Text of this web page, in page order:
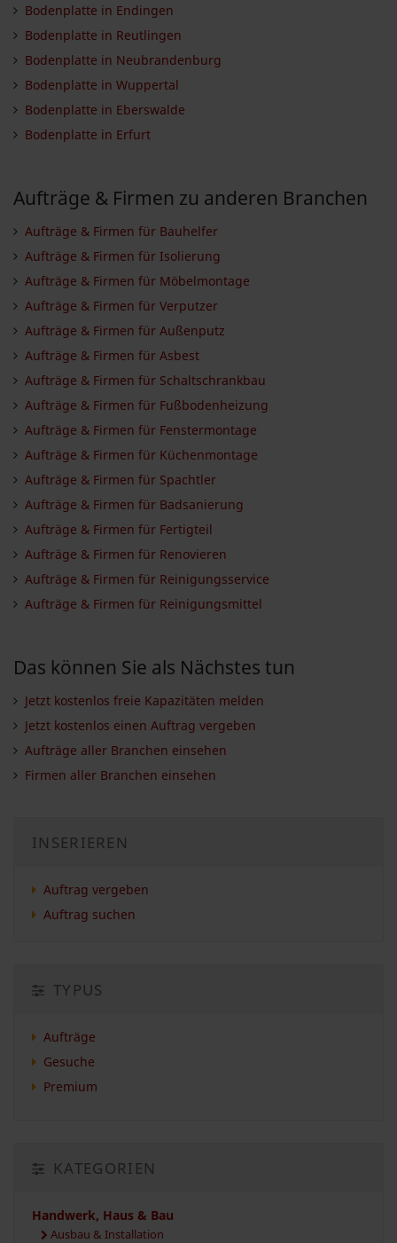
Bodenplatte in Endingen
Bodenplatte in Reutlingen
Bodenplatte in Neubrandenburg
Bodenplatte in Wuppertal
Bodenplatte in Eberswalde
Bodenplatte in Erfurt
Aufträge & Firmen zu anderen Branchen
Aufträge & Firmen für Bauhelfer
Aufträge & Firmen für Isolierung
Aufträge & Firmen für Möbelmontage
Aufträge & Firmen für Verputzer
Aufträge & Firmen für Außenputz
Aufträge & Firmen für Asbest
Aufträge & Firmen für Schaltschrankbau
Aufträge & Firmen für Fußbodenheizung
Aufträge & Firmen für Fenstermontage
Aufträge & Firmen für Küchenmontage
Aufträge & Firmen für Spachtler
Aufträge & Firmen für Badsanierung
Aufträge & Firmen für Fertigteil
Aufträge & Firmen für Renovieren
Aufträge & Firmen für Reinigungsservice
Aufträge & Firmen für Reinigungsmittel
Das können Sie als Nächstes tun
Jetzt kostenlos freie Kapazitäten melden
Jetzt kostenlos einen Auftrag vergeben
Aufträge aller Branchen einsehen
Firmen aller Branchen einsehen
INSERIEREN
Auftrag vergeben
Auftrag suchen
TYPUS
Aufträge
Gesuche
Premium
KATEGORIEN
Handwerk, Haus & Bau
Ausbau & Installation